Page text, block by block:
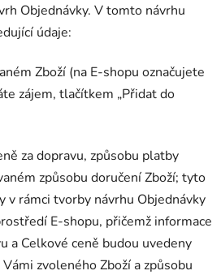
Objednávky. V tomto návrhu
údaje:
Zboží (na E-shopu označujete
zájem, tlačítkem „Přidat do
za dopravu, způsobu platby
způsobu doručení Zboží; tyto
v rámci tvorby návrhu Objednávky
E-shopu, přičemž informace
a Celkové ceně budou uvedeny
zvoleného Zboží a způsobu